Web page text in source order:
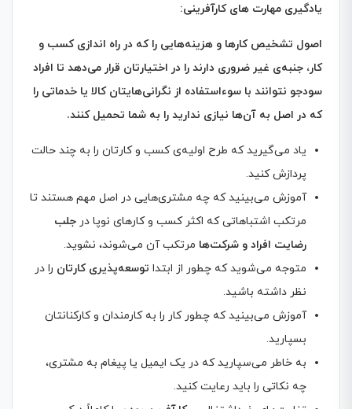
یادگیری مهارت های کارآفرینی:
اصول تشخیص کارها و هزینه‌هایی را که در راه‌ اندازی کسب‌ و‌
کار، جنبه‌ی غیر ضروری دارند را در اختیارتان قرار می‌دهد تا افراد
سودجو نتوانند با سوء‌استفاده از نگرانی‌هایتان کالا یا خدماتی را
که در اصل به آن‌ها نیازی ندارید را به شما تحمیل کنند.
یاد می‌گیرید که طرح اولیه‌ی کسب‌ و کارتان را به چند حالت
پردازش کنید.
آموزش می‌بینید که چه مشتری‌هایی در اصل مهم هستند تا
مرتکب اشتباهاتی که اکثر کسب‌ و‌ کارهای نوپا در جلب
رضایت افراد و شرکت‌ها مرتکب آن می‌شوند، نشوید.
متوجه می‌شوید که چطور از ابتدا توسعه‌پذیری کارتان را در
نظر داشته باشید.
آموزش می‌بینید که چطور کار را به کارمندان و کارکنانتان
بسپارید.
به خاطر می‌سپارید که در یک ایمیل یا پیغام به مشتری،
چه نکاتی را باید رعایت کنید.